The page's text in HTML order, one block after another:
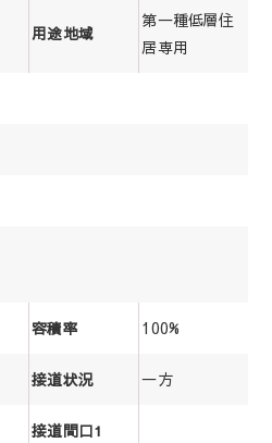
用途地域
第一種低層住
居専用
容積率 100%
接道状況 一方
接道間口1